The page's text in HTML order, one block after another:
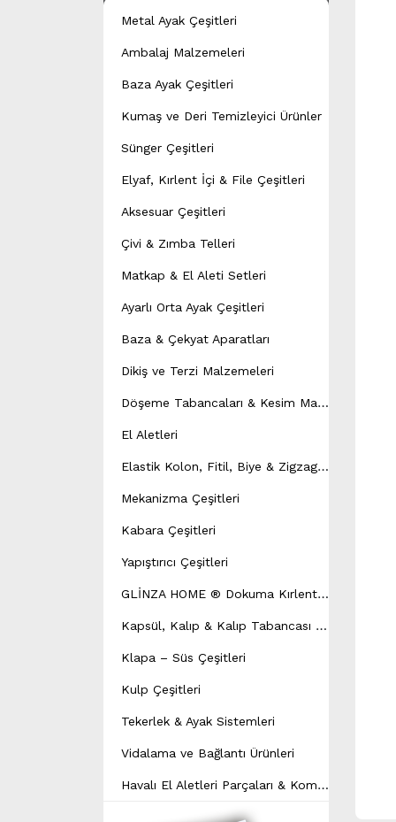
Metal Ayak Çeşitleri
Ambalaj Malzemeleri
Baza Ayak Çeşitleri
Kumaş ve Deri Temizleyici Ürünler
Sünger Çeşitleri
Elyaf, Kırlent İçi & File Çeşitleri
Aksesuar Çeşitleri
Çivi & Zımba Telleri
Matkap & El Aleti Setleri
Ayarlı Orta Ayak Çeşitleri
Baza & Çekyat Aparatları
Dikiş ve Terzi Malzemeleri
D
öşeme Tabancaları & Kesim Makineleri
El Aletleri
E
lastik Kolon, Fitil, Biye & Zigzag Yay Çeşitleri
Mekanizma Çeşitleri
Kabara Çeşitleri
Yapıştırıcı Çeşitleri
G
LİNZA HOME ® Dokuma Kırlent Modeli
K
apsül, Kalıp & Kalıp Tabancası Çeşitleri
Klapa – Süs Çeşitleri
Kulp Çeşitleri
Tekerlek & Ayak Sistemleri
Vidalama ve Bağlantı Ürünleri
H
avalı El Aletleri Parçaları & Kompresör Yedek Parçaları